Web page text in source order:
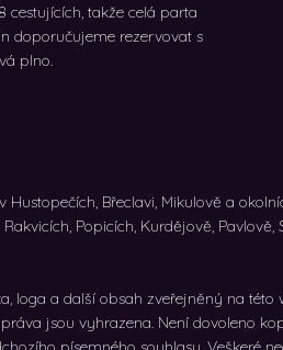
cestujících, takže celá parta
doporučujeme rezervovat s
plno.
Hustopečích, Břeclavi, Mikulově a
Rakvicích, Popicích, Kurdějově,
loga a další obsah zveřejněný na
jsou vyhrazena. Není dovoleno